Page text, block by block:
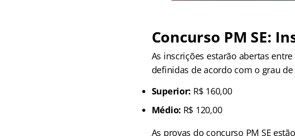
Concurso PM SE:
As inscrições estarão abertas entre
definidas de acordo com o grau
Superior: R$ 160,00
Médio: R$ 120,00
As provas do concurso PM SE